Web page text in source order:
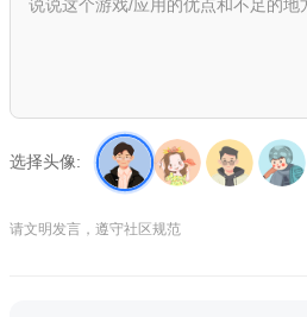
选择头像:
请文明发言，遵守社区规范